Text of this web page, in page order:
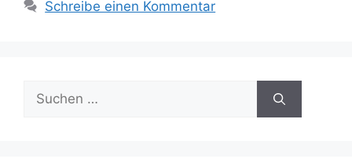
Schreibe einen Kommentar
Suche
nach: